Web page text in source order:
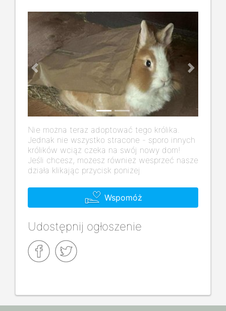
Previous Next
Nie można teraz adoptować tego królika.
Jednak nie wszystko stracone - sporo innych
królików wciąż czeka na swój nowy dom!
Jeśli chcesz, możesz również wesprzeć nasze
działa klikając przycisk poniżej
Wspomóż
Udostępnij ogłoszenie